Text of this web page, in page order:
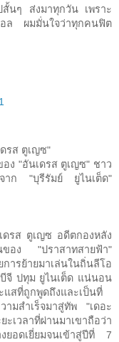
สั้นๆ ส่งมาทุกวัน เพราะ
อล ผมมั่นใจว่าทุกคนฟิต
รส ตูเญซ"
ง "อันเดรส ตูเญซ" ชาว
าจาก "บุรีรัมย์ ยูไนเต็ด"
รส ตูเญซ อดีตกองหลัง
นของ "ปราสาทสายฟ้า"
ารย้ายมาเล่นในถิ่นลีโอ
จี ปทุม ยูไนเต็ด แน่นอน
แสที่ถูกพูดถึงและเป็นที่
ามสำเร็จมาสู่ทัพ "เดอะ
เวลาที่ผ่านมาเขาถือว่า
งยอดเยี่ยมจนเข้าสู่ปีที่ 7